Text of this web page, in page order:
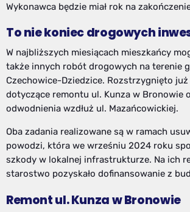
Wykonawca będzie miał rok na
To nie koniec drogowych
W najbliższych miesiącach mieszkańcy
także innych robót drogowych na terenie
Czechowice-Dziedzice. Rozstrzygnięto
dotyczące remontu ul. Kunza w Bronowie
odwodnienia wzdłuż ul. Mazańcowickiej.
Oba zadania realizowane są w ramach
powodzi, która we wrześniu 2024 roku
szkody w lokalnej infrastrukturze. Na ich
starostwo pozyskało dofinansowanie z
Remont ul. Kunza w Bronowie